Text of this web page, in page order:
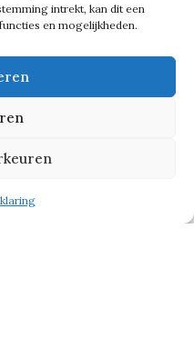
intrekt, kan dit een
en mogelijkheden.